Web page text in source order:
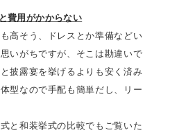
費用がかからない
高そう、ドレスとか準備などい
いがちですが、そこは勘違いで
披露宴を挙げるよりも安く済み
型なので手配も簡単だし、リー
と和装挙式の比較でもご覧いた